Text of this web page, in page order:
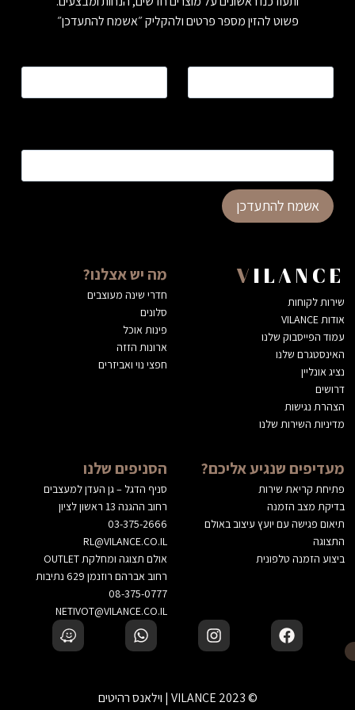
פשוט להזין מספר פרטים ולהקליק ״אשמח להתעדכן״
אשמח להתעדכן
VILANCE
שירות לקוחות
אודות VILANCE
עמוד הפייסבוק שלנו
האינסטגרם שלנו
נציג אונליין
דרושים
הצהרת נגישות
מדיניות השירות שלנו
מה יש אצלנו?
חדרי שינה מעוצבים
סלונים
פינות אוכל
ארונות הזזה
חפצי נוי ואביזרים
מעדיפים שנגיע אליכם?
פתיחת קריאת שירות
בדיקת מצב הזמנה
תיאום פגישה עם יועץ עיצוב באולם
התצוגה
ביצוע הזמנה טלפונית
הסניפים שלנו
סניף הדגל – גן העדן למעצבים
רחוב ההגנה 13 ראשון לציון
03-375-2666
RL@VILANCE.CO.IL
אולם תצוגה ומחלקת OUTLET
רחוב אברהם רוזנמן 629 נתיבות
08-375-0777
NETIVOT@VILANCE.CO.IL
© 2023 VILANCE | וילאנס רהיטים